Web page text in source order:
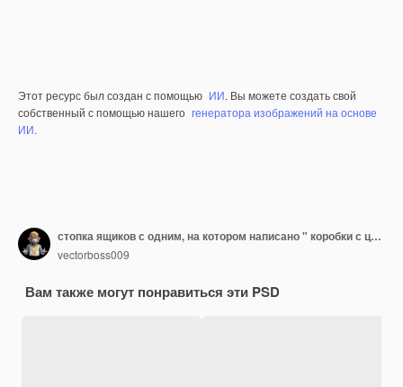
Этот ресурс был создан с помощью ИИ. Вы можете создать свой
собственный с помощью нашего генератора изображений на основе
ИИ.
стопка ящиков с одним, на котором написано " коробки с цитатами "
vectorboss009
Вам также могут понравиться эти PSD